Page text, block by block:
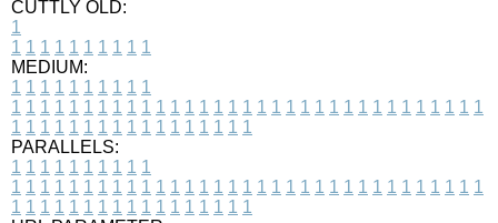
CUTTLY OLD:
1
1 1 1 1 1 1 1 1 1 1
MEDIUM:
1 1 1 1 1 1 1 1 1 1
1 1 1 1 1 1 1 1 1 1 1 1 1 1 1 1 1 1 1 1 1 1 1 1 1 1 1 1 1 1 1 1 1
1 1 1 1 1 1 1 1 1 1 1 1 1 1 1 1 1
PARALLELS:
1 1 1 1 1 1 1 1 1 1
1 1 1 1 1 1 1 1 1 1 1 1 1 1 1 1 1 1 1 1 1 1 1 1 1 1 1 1 1 1 1 1 1
1 1 1 1 1 1 1 1 1 1 1 1 1 1 1 1 1